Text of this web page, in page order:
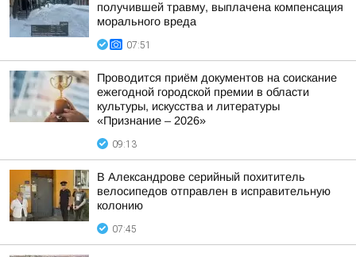
получившей травму, выплачена компенсация
морального вреда
07:51
Проводится приём документов на соискание
ежегодной городской премии в области
культуры, искусства и литературы
«Признание – 2026»
09:13
В Александрове серийный похититель
велосипедов отправлен в исправительную
колонию
07:45